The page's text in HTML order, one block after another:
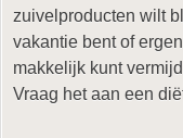
zuivelproducten wilt
vakantie bent of
makkelijk kunt
Vraag het aan een